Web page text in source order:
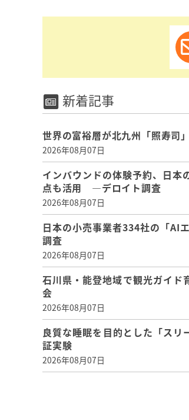
新着記事
世界の富裕層が北九州「照寿司
2026年08月07日
インバウンドの体験予約、日本
点も活用 ―デロイト調査
2026年08月07日
日本の小売事業者334社の「
調査
2026年08月07日
石川県・能登地域で観光ガイ
会
2026年08月07日
良質な睡眠を目的とした「ス
証実験
2026年08月07日